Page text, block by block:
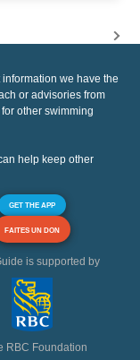
we have the
or advisories from
other swimming
help keep other
GET THE APP
FAITES UN DON
is supported by
RBC Foundation